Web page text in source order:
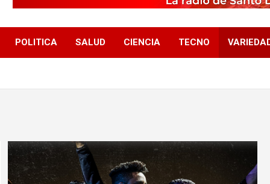
POLITICA SALUD CIENCIA TECNO